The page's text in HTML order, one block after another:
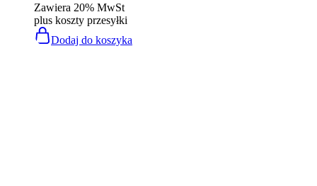
Zawiera 20% MwSt
plus koszty przesyłki
Dodaj do koszyka